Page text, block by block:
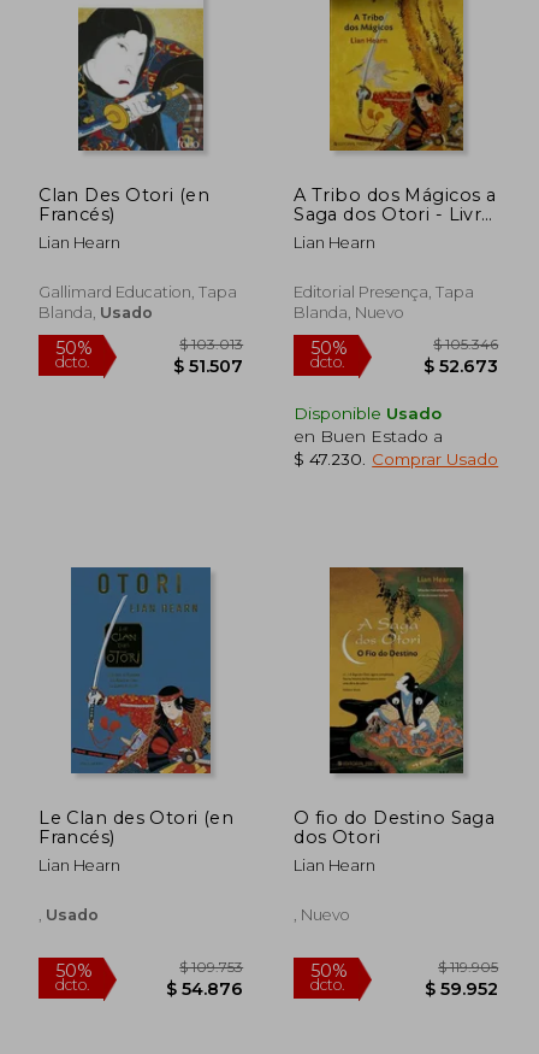
Clan Des Otori (en
Francés)
Lian Hearn
Gallimard Education, Tapa
Blanda, Usado
A Tribo dos Mágicos a
Saga dos Otori - Livro
1 (en Portugués)
Lian Hearn
Editorial Presença, Tapa
Blanda, Nuevo
Disponible Usado
en Buen Estado a
$ 47.230
Comprar Usado
Le Clan des Otori (en
Francés)
Lian Hearn
Usado
O fio do Destino Saga
dos Otori
Lian Hearn
, Nuevo